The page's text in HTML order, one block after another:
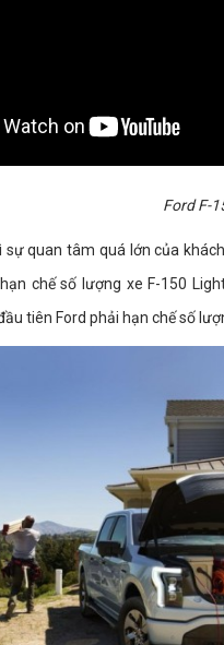
Ford F-
sự quan tâm quá lớn của
chế số lượng xe F-150
tiên Ford phải hạn chế số